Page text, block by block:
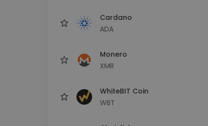
Cardano
ADA
Monero
XMR
WhiteBIT Coin
WBT